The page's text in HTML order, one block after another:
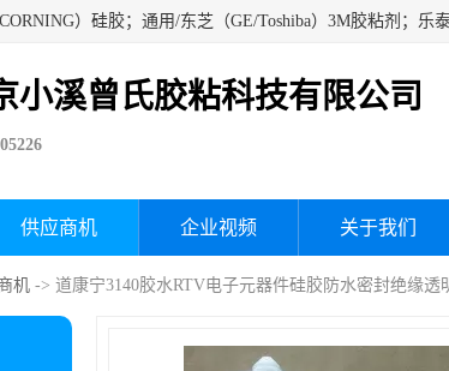
小溪曾氏胶粘科技有限公司
供应商机 企业视频 关于我们
机 -> 道康宁3140胶水RTV电子元器件硅胶防水密封绝缘透